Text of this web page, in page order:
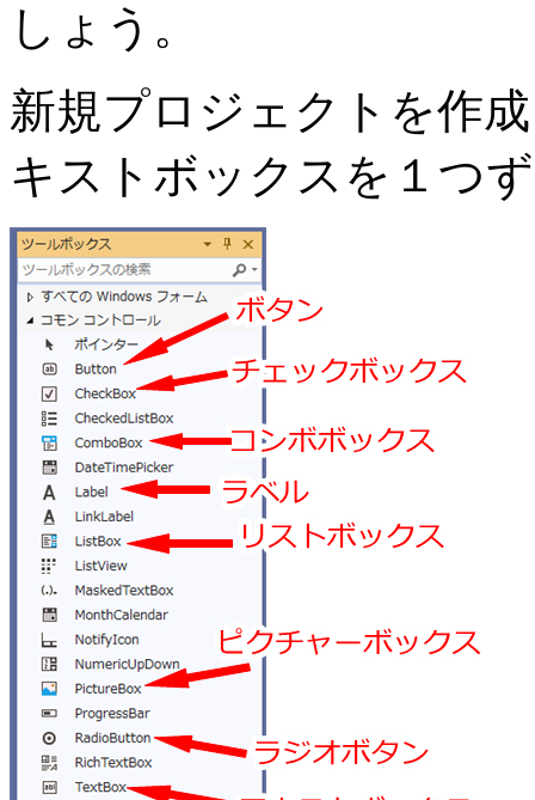
しょう。
新規プロジェクトを作
キストボックスを１つ